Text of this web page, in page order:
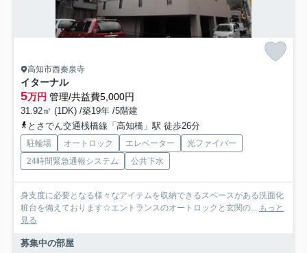
高知市西秦泉寺
イターナル
5万円 管理/共益費5,000円
31.92㎡ (1DK) /築19年 /5階建
とさでん交通桟橋線「高知橋」駅 徒歩26分
駐輪場 オートロック エレベーター
光ファイバー
24時間緊急通報システム
公共下水
身支度に必要となる様々なアイテムを収納できるスペースがある洗面化
粧台を備えております☆エントランスのオートロックと玄関の... もっと
見る
募集中の部屋